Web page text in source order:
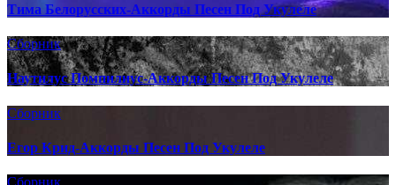
Тима Белорусских-Аккорды Песен Под Укулеле
Сборник
Наутилус Помпилиус-Аккорды Песен Под Укулеле
Сборник
Егор Крид-Аккорды Песен Под Укулеле
Сборник